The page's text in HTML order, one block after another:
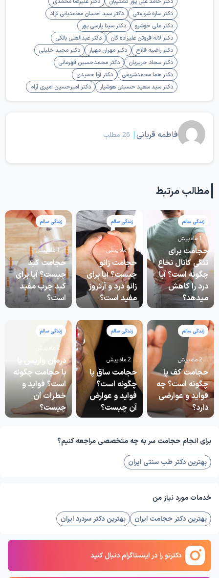
دکتر ساره شریعتی
دکتر سید احسان محمدیانی نژاد
دکتر علی خوشرو
دکتر سینا پارسی پور
دکتر لاله فروتن علیزاده گان
دکتر عبدالعلی بانکی
دکتر راضیه فلاح
دکتر مهران مهیار
دکتر مجید خلیلی
دکتر سجاد حریریان
دکتر محمدحسین قهرمانی
دکتر هما محمدشریفی
دکتر آوا حمیدی
دکتر سید سعید حسینی هوشیار
دکتر امیرحسین امیری آرام
فاطمه قربانی| 26 مطلب
مطالب مرتبط
زندگی سالم
حجامت برای
تنگی کانال نخاع
چگونه است؟ آیا
درد را کاهش
میدهد؟
1 ماه پیش
زندگی سالم
حجامت زانو
چیست؟ آیا برای
زانو درد و آرتروز
مفید است؟
1 ماه پیش
زندگی سالم
حجامت کبد
چیست؟ آیا برای
کبد چرب مفید
است؟
1 ماه پیش
زندگی سالم
حجامت کف پا
چگونه است؟ چه
فواید و عوارضی
دارد؟
2 ماه پیش
زندگی سالم
حجامت ساق پا
چگونه است؟
فواید و عوارض
آن چیست؟
2 ماه پیش
زندگی سالم
درمان واریس پا
با حجامت چگونه
است؟ فواید و
خطرات آن
چیست؟
2 ماه پیش
برای انجام حجامت سر به چه متخصصی مراجعه کنیم؟
بهترین دکتر طب سنتی ایران
خدمات مورد نیاز من
بهترین دکتر حجامت ایران بهترین دکتر سردرد ایران
دکترتو را در اینستاگرام دنبال کنید